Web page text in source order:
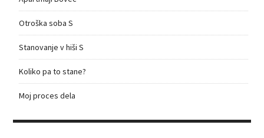
Otroška soba S
Stanovanje v hiši S
Koliko pa to stane?
Moj proces dela